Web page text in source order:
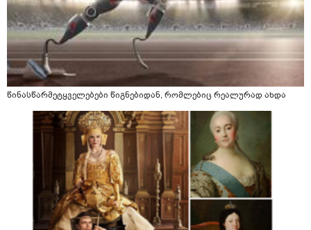
წინასწარმეტყველებები წიგნებიდან, რომლებიც რეალურად ახდა